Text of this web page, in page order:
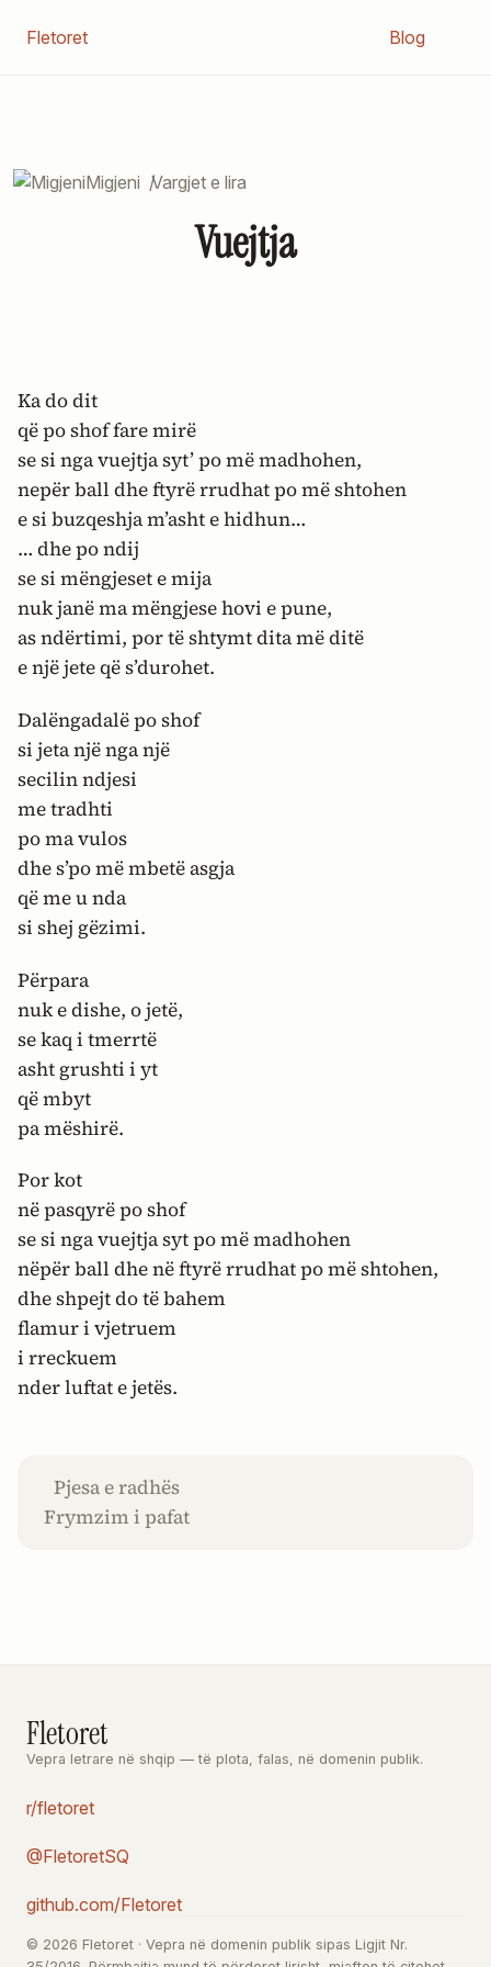
Fletoret Blog
Migjeni /Vargjet e lira
Vuejtja
Ka do dit
që po shof fare mirë
se si nga vuejtja syt’ po më madhohen,
nepër ball dhe ftyrë rrudhat po më shtohen
e si buzqeshja m’asht e hidhun…
… dhe po ndij
se si mëngjeset e mija
nuk janë ma mëngjese hovi e pune,
as ndërtimi, por të shtymt dita më ditë
e një jete që s’durohet.
Dalëngadalë po shof
si jeta një nga një
secilin ndjesi
me tradhti
po ma vulos
dhe s’po më mbetë asgja
që me u nda
si shej gëzimi.
Përpara
nuk e dishe, o jetë,
se kaq i tmerrtë
asht grushti i yt
që mbyt
pa mëshirë.
Por kot
në pasqyrë po shof
se si nga vuejtja syt po më madhohen
nëpër ball dhe në ftyrë rrudhat po më shtohen,
dhe shpejt do të bahem
flamur i vjetruem
i rreckuem
nder luftat e jetës.
Pjesa e radhës
Frymzim i pafat
Fletoret
Vepra letrare në shqip — të plota, falas, në domenin publik.
r/fletoret
@FletoretSQ
github.com/Fletoret
© 2026 Fletoret · Vepra në domenin publik sipas Ligjit Nr.